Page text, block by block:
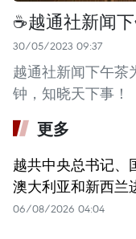
☕️越通社新闻下
30/05/2023 09:37
越通社新闻下午茶
钟，知晓天下事！
更多
越共中央总书记、
澳大利亚和新西兰
06/08/2026 04:04